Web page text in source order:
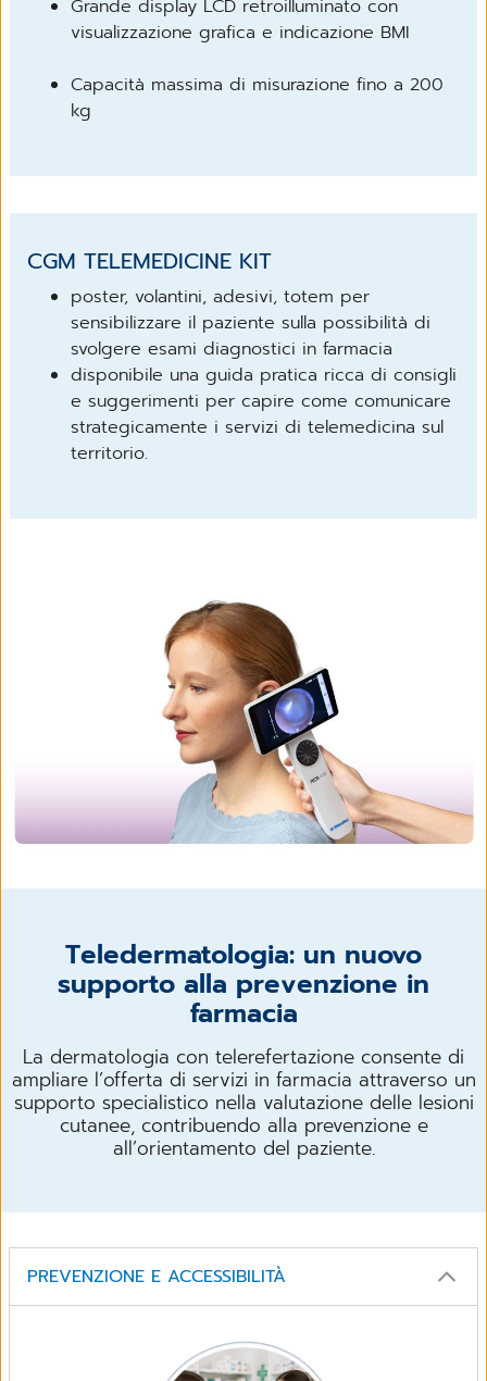
Grande display LCD retroilluminato con
visualizzazione grafica e indicazione BMI
Capacità massima di misurazione fino a 200
kg
CGM TELEMEDICINE KIT
poster, volantini, adesivi, totem per
sensibilizzare il paziente sulla possibilità di
svolgere esami diagnostici in farmacia
disponibile una guida pratica ricca di consigli
e suggerimenti per capire come comunicare
strategicamente i servizi di telemedicina sul
territorio.
Teledermatologia: un nuovo
supporto alla prevenzione in
farmacia
La dermatologia con telerefertazione consente di
ampliare l’offerta di servizi in farmacia attraverso un
supporto specialistico nella valutazione delle lesioni
cutanee, contribuendo alla prevenzione e
all’orientamento del paziente.
PREVENZIONE E ACCESSIBILITÀ